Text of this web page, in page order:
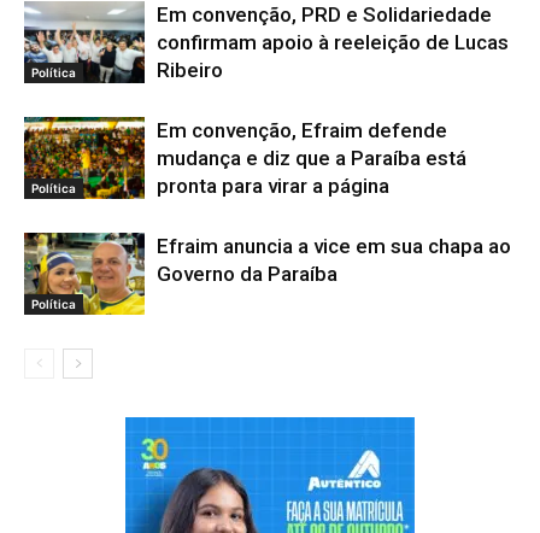
Política
Em convenção, PRD e Solidariedade
confirmam apoio à reeleição de Lucas
Ribeiro
Política
Em convenção, Efraim defende
mudança e diz que a Paraíba está
pronta para virar a página
Política
Efraim anuncia a vice em sua chapa ao
Governo da Paraíba